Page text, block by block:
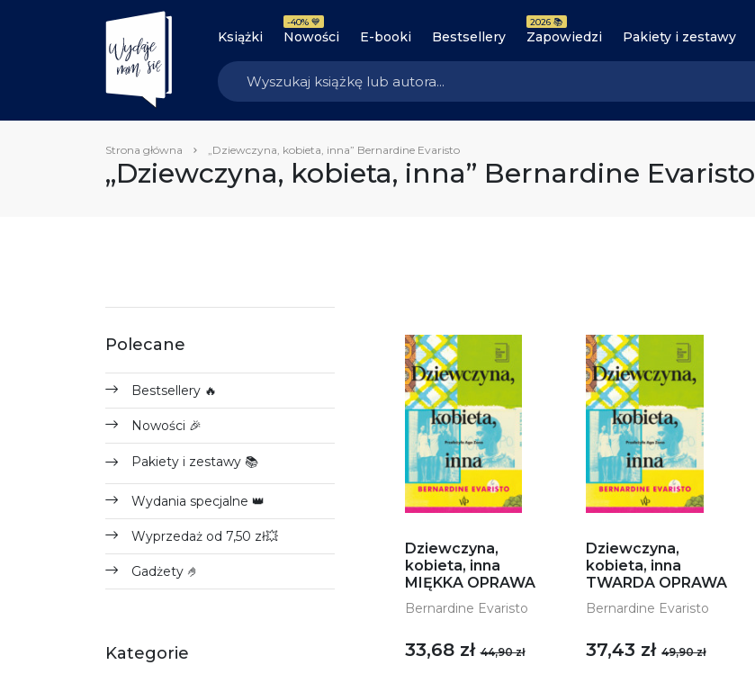
Książki Nowości
-40% 💙
E-booki Bestsellery Zapowiedzi
2026 📚
Pakiety i zestawy
Strona główna „Dziewczyna, kobieta, inna” Bernardine Evaristo
„Dziewczyna, kobieta, inna” Bernardine Evaristo
Polecane
Bestsellery 🔥
Nowości 🎉
Pakiety i zestawy 📚
Wydania specjalne 👑
Wyprzedaż od 7,50 zł💥
Gadżety 🤌
Kategorie
Dziewczyna,
kobieta, inna
MIĘKKA OPRAWA
Bernardine Evaristo
33,68 zł44,90 zł
Dziewczyna,
kobieta, inna
TWARDA OPRAWA
Bernardine Evaristo
37,43 zł49,90 zł